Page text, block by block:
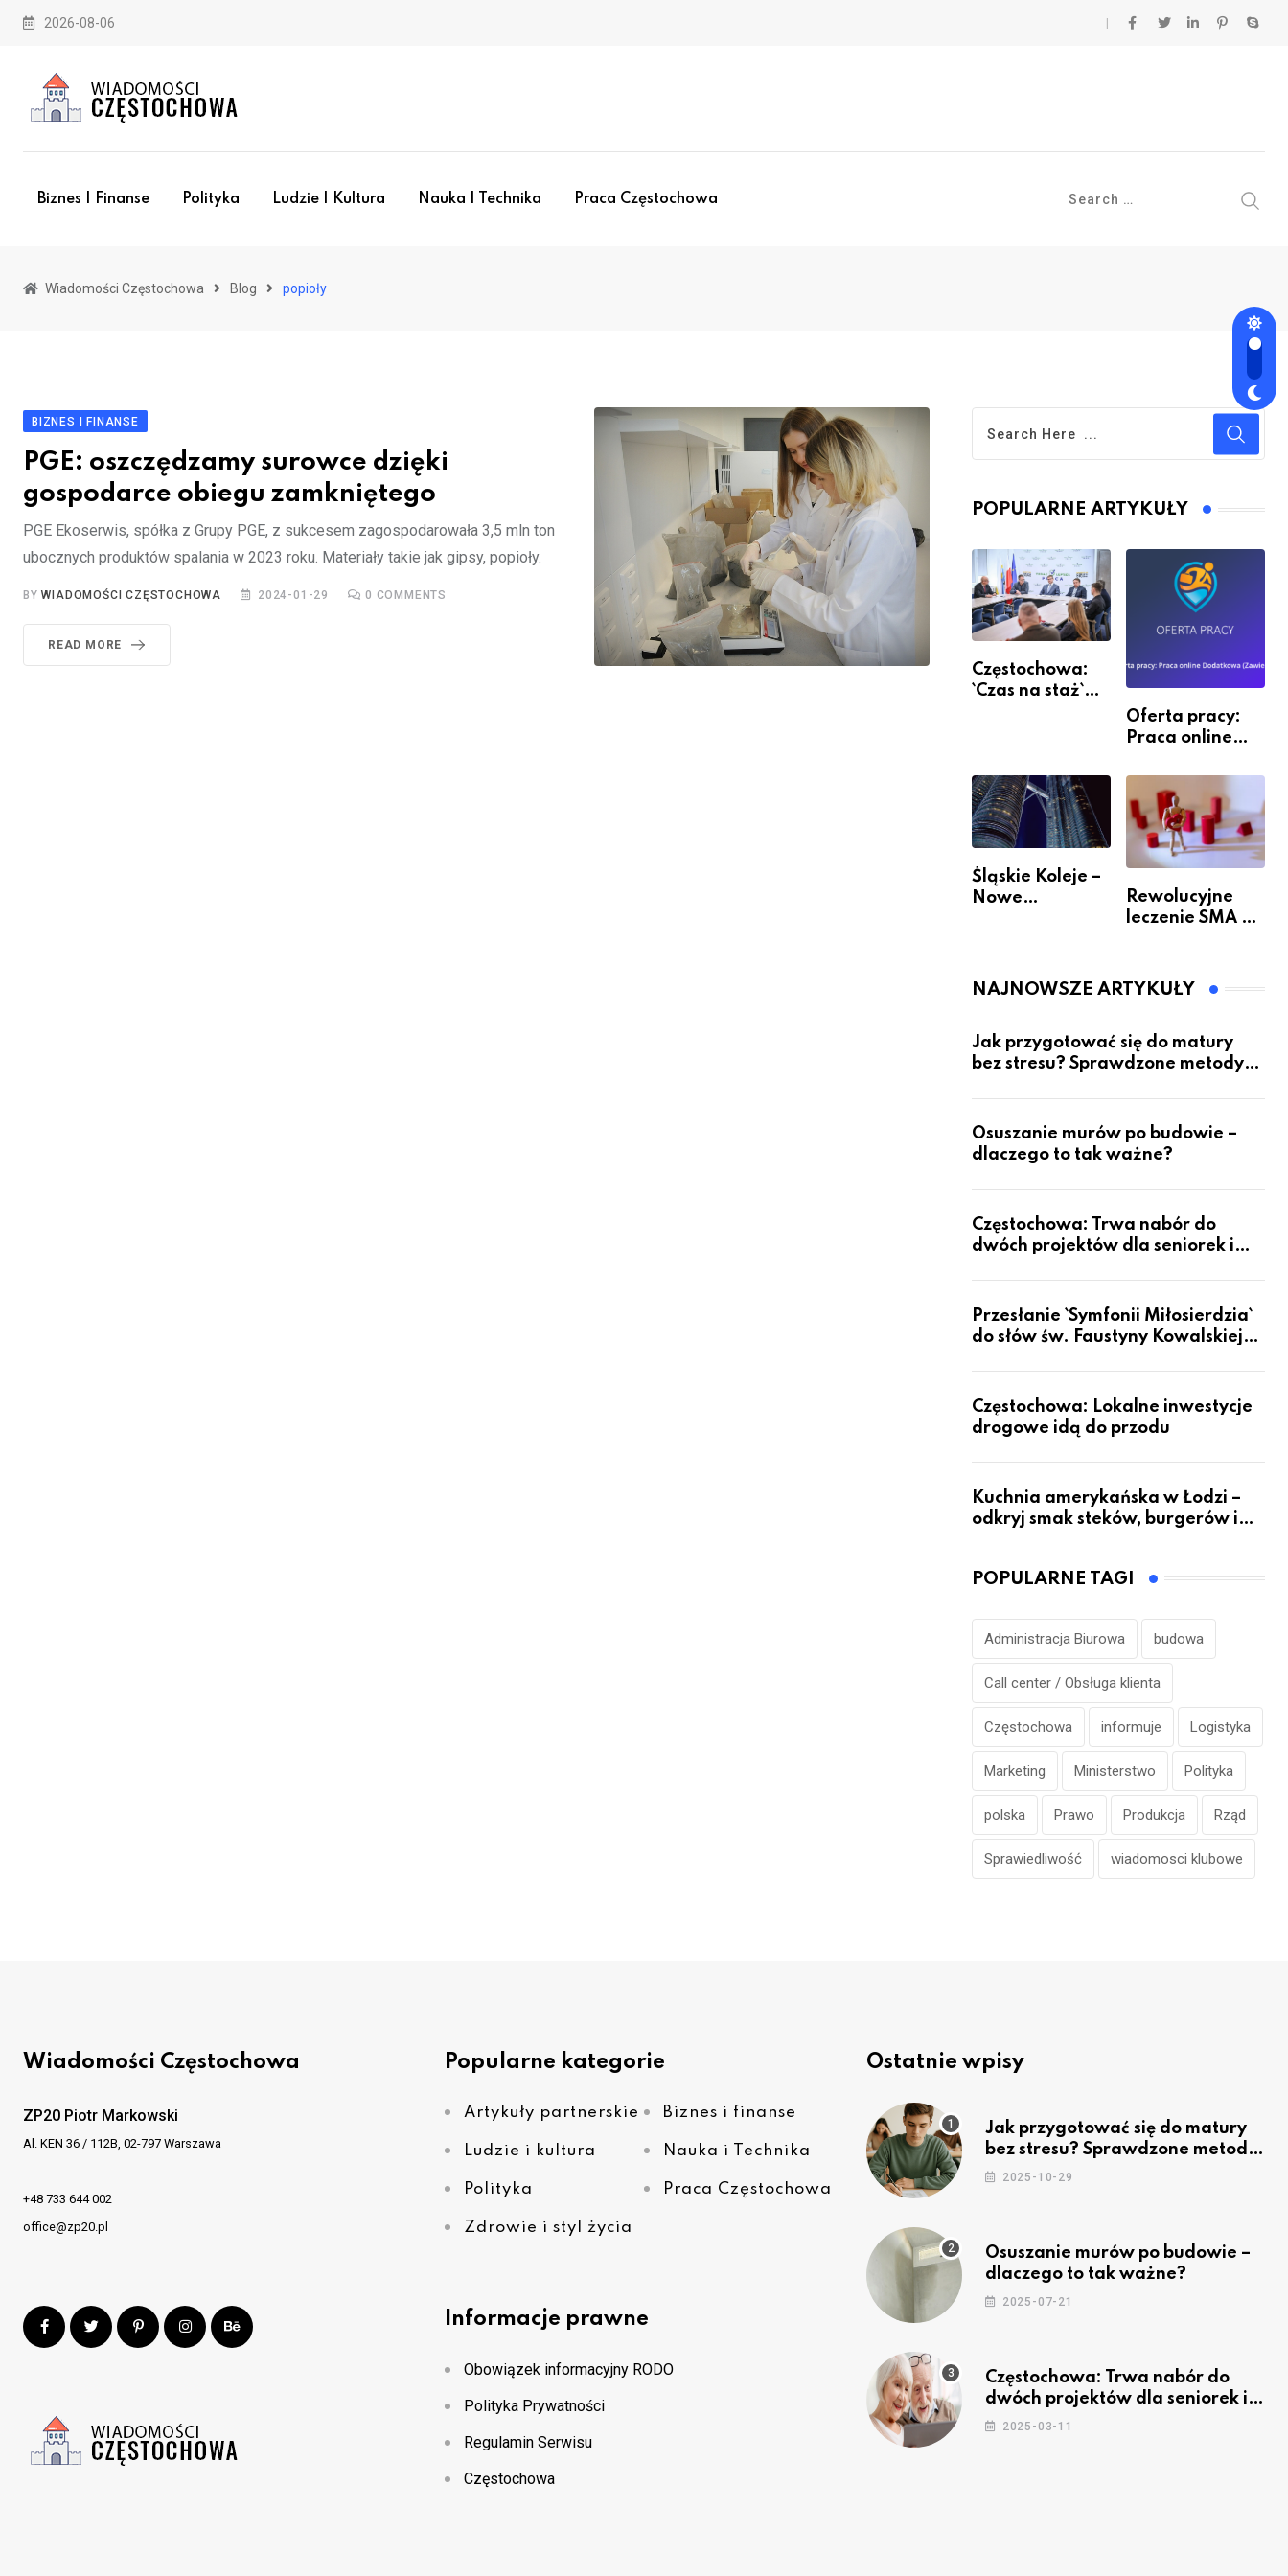
Skip
2026-08-06
Biznes I Finanse Polityka Ludzie I Kultura Nauka I Technika Praca Częstochowa
Wiadomości Częstochowa Blog popioły
BIZNES I FINANSE
PGE: oszczędzamy surowce dzięki
gospodarce obiegu zamkniętego
PGE Ekoserwis, spółka z Grupy PGE, z sukcesem zagospodarowała 3,5 mln ton
ubocznych produktów spalania w 2023 roku. Materiały takie jak gipsy, popioły.
BYWIADOMOŚCI CZĘSTOCHOWA 2024-01-29 0 COMMENTS
READ MORE
POPULARNE ARTYKUŁY
Częstochowa:
`Czas na staż`
Oferta pracy:
Praca online
(Zawiercie)
Śląskie Koleje –
Nowe
Rewolucyjne
leczenie SMA –
pacjentów?
NAJNOWSZE ARTYKUŁY
Jak przygotować się do matury
bez stresu? Sprawdzone metody
Osuszanie murów po budowie –
dlaczego to tak ważne?
Częstochowa: Trwa nabór do
dwóch projektów dla seniorek i
Przesłanie `Symfonii Miłosierdzia`
do słów św. Faustyny Kowalskiej
Częstochowa: Lokalne inwestycje
drogowe idą do przodu
Kuchnia amerykańska w Łodzi –
odkryj smak steków, burgerów i
POPULARNE TAGI
Administracja Biurowa budowa
Call center / Obsługa klienta
Częstochowa informuje Logistyka
Marketing Ministerstwo Polityka
polska Prawo Produkcja Rząd
Sprawiedliwość wiadomosci klubowe
Wiadomości Częstochowa
ZP20 Piotr Markowski
Al. KEN 36 / 112B, 02-797 Warszawa
+48 733 644 002
office@zp20.pl
Popularne kategorie
Artykuły partnerskie Biznes i finanse
Ludzie i kultura Nauka i Technika
Polityka Praca Częstochowa
Zdrowie i styl życia
Informacje prawne
Obowiązek informacyjny RODO
Polityka Prywatności
Regulamin Serwisu
Częstochowa
Ostatnie wpisy
Jak przygotować się do matury
bez stresu? Sprawdzone metody
nauki z kursów w Częstochowie
2025-10-29
Osuszanie murów po budowie –
dlaczego to tak ważne?
2025-07-21
Częstochowa: Trwa nabór do
dwóch projektów dla seniorek i
seniorów
2025-03-11